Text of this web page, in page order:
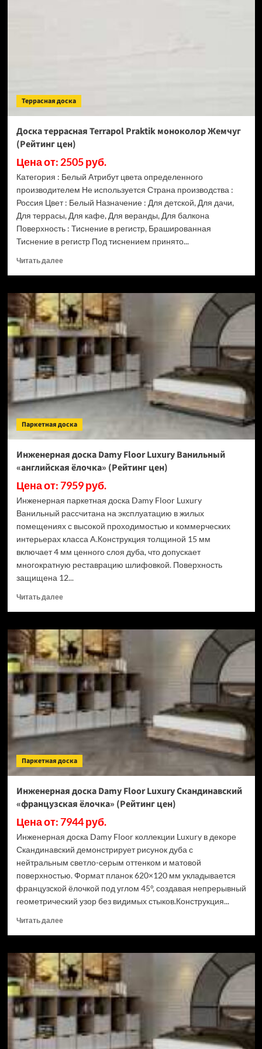
Террасная доска
Доска террасная Terrapol Praktik моноколор Жемчуг
(Рейтинг цен)
Цена от: 2505 руб.
Категория : Белый Атрибут цвета определенного
производителем Не используется Страна производства :
Россия Цвет : Белый Назначение : Для детской, Для дачи,
Для террасы, Для кафе, Для веранды, Для балкона
Поверхность : Тиснение в регистр, Брашированная
Тиснение в регистр Под тиснением принято...
Читать далееПрочитать
Доска
террасная
Terrapol
Praktik
моноколор
Жемчуг
(Рейтинг
цен)
Паркетная доска
Инженерная доска Damy Floor Luxury Ванильный
«английская ёлочка» (Рейтинг цен)
Цена от: 7959 руб.
Инженерная паркетная доска Damy Floor Luxury
Ванильный рассчитана на эксплуатацию в жилых
помещениях с высокой проходимостью и коммерческих
интерьерах класса A.Конструкция толщиной 15 мм
включает 4 мм ценного слоя дуба, что допускает
многократную реставрацию шлифовкой. Поверхность
защищена 12...
Читать далееПрочитать
Инженерная
доска
Damy
Floor
Luxury
Ванильный
«английская
ёлочка»
(Рейтинг
цен)
Паркетная доска
Инженерная доска Damy Floor Luxury Скандинавский
«французская ёлочка» (Рейтинг цен)
Цена от: 7944 руб.
Инженерная доска Damy Floor коллекции Luxury в декоре
Скандинавский демонстрирует рисунок дуба с
нейтральным светло-серым оттенком и матовой
поверхностью. Формат планок 620×120 мм укладывается
французской ёлочкой под углом 45°, создавая непрерывный
геометрический узор без видимых стыков.Конструкция...
Читать далееПрочитать
Инженерная
доска
Damy
Floor
Luxury
Скандинавский
«французская
ёлочка»